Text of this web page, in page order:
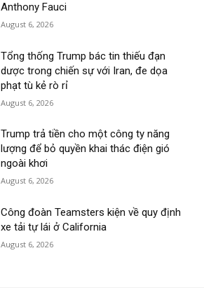
Anthony Fauci
August 6, 2026
Tổng thống Trump bác tin thiếu đạn
dược trong chiến sự với Iran, đe dọa
phạt tù kẻ rò rỉ
August 6, 2026
Trump trả tiền cho một công ty năng
lượng để bỏ quyền khai thác điện gió
ngoài khơi
August 6, 2026
Công đoàn Teamsters kiện về quy định
xe tải tự lái ở California
August 6, 2026